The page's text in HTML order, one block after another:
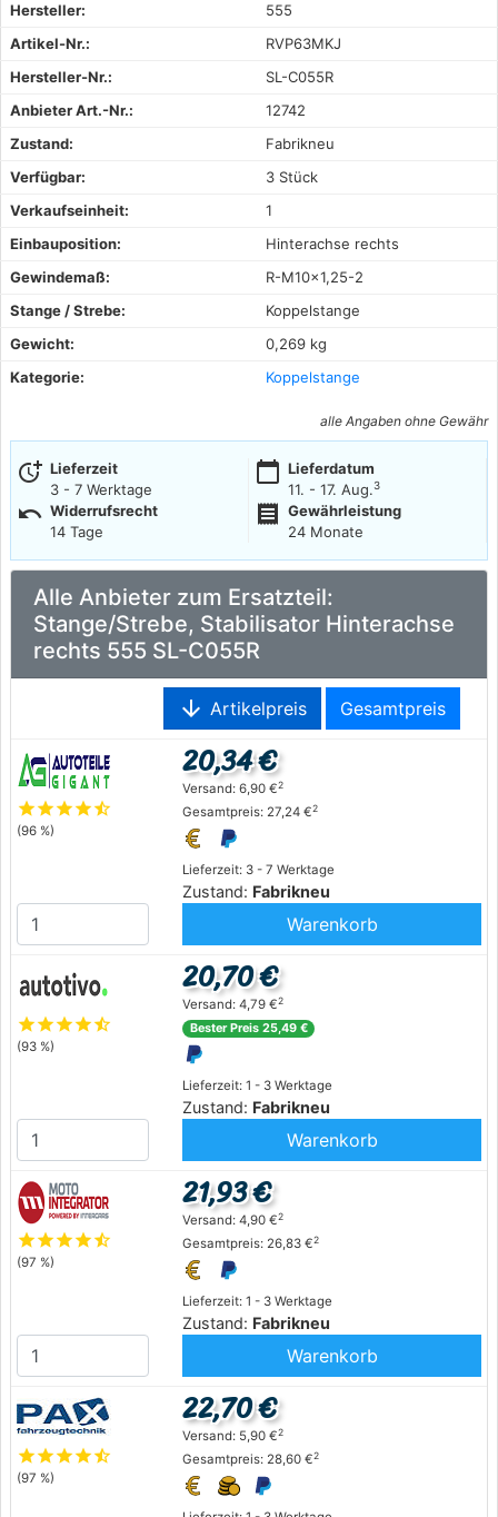
Hersteller:
555
Artikel-Nr.:
RVP63MKJ
Hersteller-Nr.:
SL-C055R
Anbieter Art.-Nr.:
12742
Zustand:
Fabrikneu
Verfügbar:
3 Stück
Verkaufseinheit:
1
Einbauposition:
Hinterachse rechts
Gewindemaß:
R-M10×1,25-2
Stange / Strebe:
Koppelstange
Gewicht:
0,269 kg
Kategorie:
Koppelstange
alle Angaben ohne Gewähr
more_time Lieferzeit
3 - 7 Werktage
calendar_today Lieferdatum
11. - 17. Aug.3
undo Widerrufsrecht
14 Tage
receipt
Gewährleistung
24 Monate
Alle Anbieter zum Ersatzteil:
Stange/Strebe, Stabilisator Hinterachse
rechts 555 SL-C055R
arrow_downward Artikelpreis Gesamtpreis
starstarstarstarstar_half
(96 %)
Lieferzeit: 3 - 7 Werktage
Zustand: Fabrikneu
20,34 €
Versand: 6,90 €2
Gesamtpreis: 27,24 €2
Warenkorb
starstarstarstarstar_half
(93 %)
Lieferzeit: 1 - 3 Werktage
Zustand: Fabrikneu
20,70 €
Versand: 4,79 €2
Bester Preis 25,49 €
Warenkorb
starstarstarstarstar_half
(97 %)
Lieferzeit: 1 - 3 Werktage
Zustand: Fabrikneu
21,93 €
Versand: 4,90 €2
Gesamtpreis: 26,83 €2
Warenkorb
starstarstarstarstar_half
(97 %)
22,70 €
Versand: 5,90 €2
Gesamtpreis: 28,60 €2